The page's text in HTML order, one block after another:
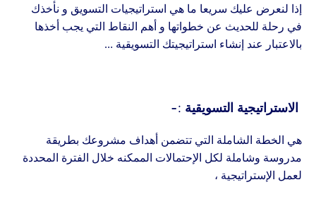
إذا لنعرض عليك سريعا ما هي استراتيجيات التسويق و نأخذك
في رحلة للحديث عن خطواتها و أهم النقاط التي يجب أخذها
بالاعتبار عند إنشاء استراتيجيتك التسويقية …
الاستراتيجية التسويقية :-
هي الخطة الشاملة التي تتضمن أهداف مشروعك بطريقة
مدروسة وشاملة لكل الإحتمالات الممكنه خلال الفترة المحددة
لعمل الإستراتيجية ،